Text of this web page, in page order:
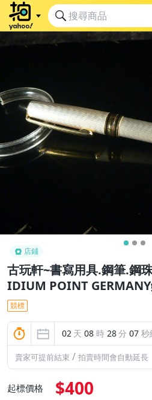
店鋪
古玩軒~書寫用具.鋼筆.鋼
IDIUM POINT
競標
02 天 08 時 28分 07 秒
賣家可提前結束 / 拍賣時間會自動延長
起標價格 $400